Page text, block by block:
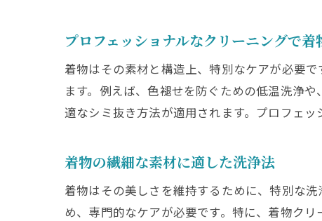
色移
着物の
着物
プロ
ク
着
プロフェッショナルなクリーニングで
着物はその素材と構造上、特別なケアが必要
ます。例えば、色褪せを防ぐための低温洗浄
適なシミ抜き方法が適用されます。プロフェ
着物の繊細な素材に適した洗浄法
着物はその美しさを維持するために、特別な
め、専門的なケアが必要です。特に、着物ク